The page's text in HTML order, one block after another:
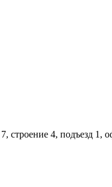
строение 4, подъезд 1,